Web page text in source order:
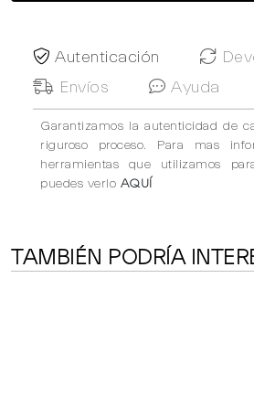
Autenticación
Envíos
Ayuda
Garantizamos la autenticidad de
riguroso proceso. Para mas
herramientas que utilizamos
puedes verlo AQUÍ
TAMBIÉN PODRÍA